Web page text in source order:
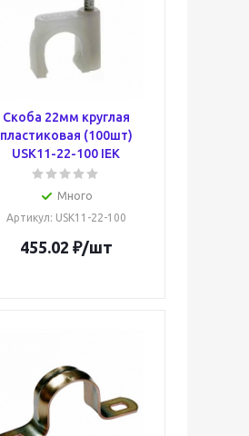
Скоба 22мм круглая
пластиковая (100шт)
USK11-22-100 IEK
Много
Артикул: USK11-22-100
455.02 ₽/шт